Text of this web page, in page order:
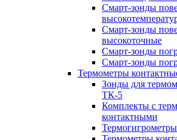
Смарт-зонды
Смарт-зонды
высокоточные
Смарт-зонды
Смарт-зонды
Термометры
Зонды для
ТК-5
Комплекты с
контактными